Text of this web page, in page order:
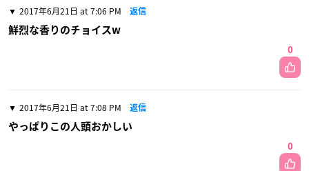
2017年6月21日 at 7:06 PM 返信
鮮烈な香りのチョイスw
0
2017年6月21日 at 7:08 PM 返信
やっぱりこの人頭おかしい
0